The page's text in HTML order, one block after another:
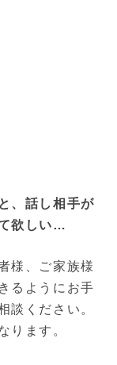
、話し相手が
欲しい…
様、ご家族様
るようにお手
談ください。
ります。